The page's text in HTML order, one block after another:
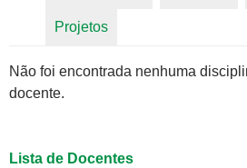
Projetos
Não foi encontrada nenhuma
docente.
Lista de Docentes